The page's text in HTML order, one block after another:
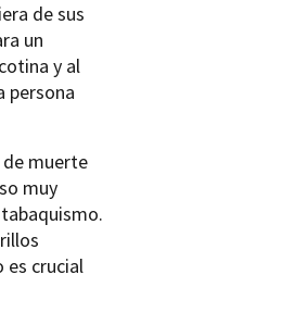
de sus
un
y al
persona
muerte
muy
es crucial